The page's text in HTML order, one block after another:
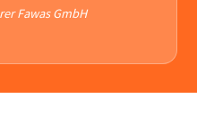
Fawas GmbH